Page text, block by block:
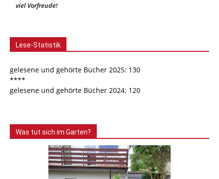
viel Vorfreude!
Lese-Statistik
gelesene und gehörte Bücher 2025: 130
****
gelesene und gehörte Bücher 2024: 120
Was tut sich im Garten?